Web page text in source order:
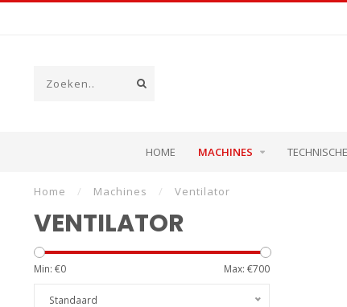
HOME MACHINES
Home / Machines / Ventilator
VENTILATOR
Min: €0 Max: €700
Standaard